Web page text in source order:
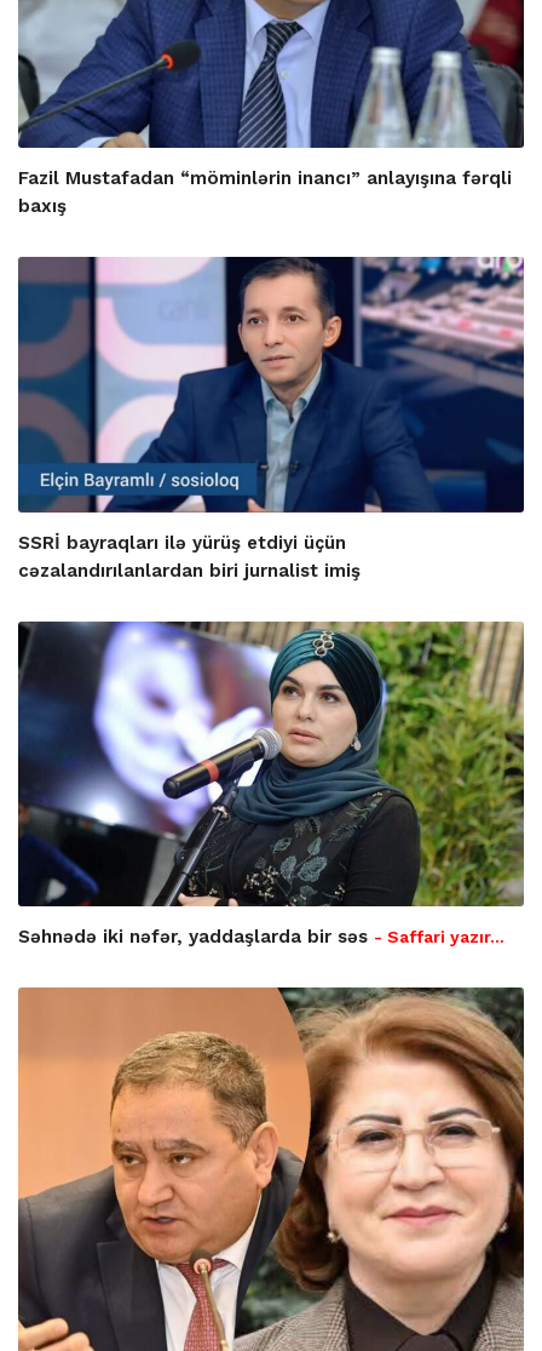
Fazil Mustafadan “möminlərin inancı” anlayışına fərqli
baxış
SSRİ bayraqları ilə yürüş etdiyi üçün
cəzalandırılanlardan biri jurnalist imiş
Səhnədə iki nəfər, yaddaşlarda bir səs - Saffari yazır…